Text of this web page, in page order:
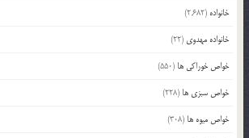
خانواده (2,682)
خانواده مهدوی (22)
خواص خوراکی ها (550)
خواص سبزی ها (228)
خواص میوه ها (308)